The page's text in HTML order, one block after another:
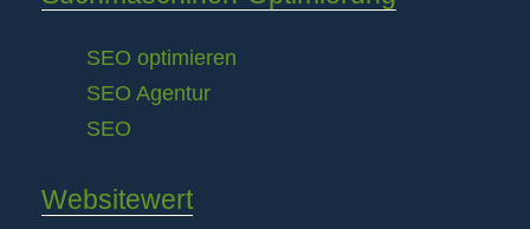
SEO optimieren
SEO Agentur
SEO
Websitewert